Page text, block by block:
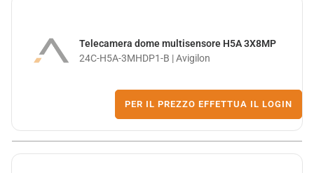
Telecamera dome multisensore H5A 3X8MP
24C-H5A-3MHDP1-B | Avigilon
PER IL PREZZO EFFETTUA IL LOGIN